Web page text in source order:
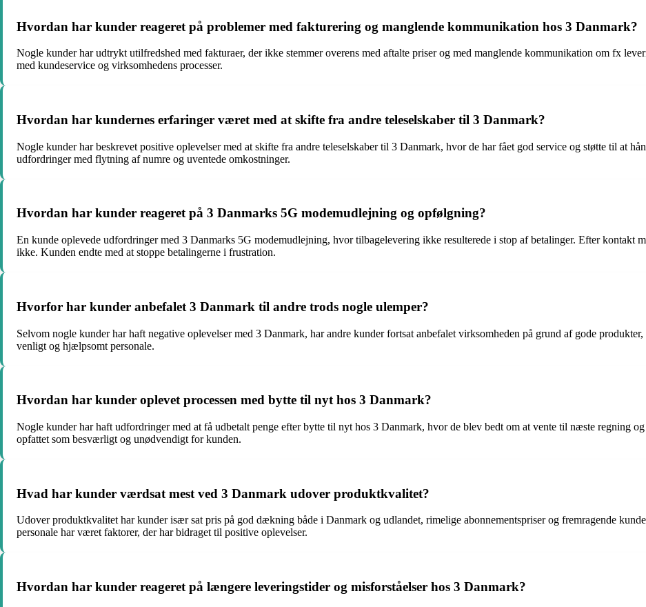
Hvordan har kunder reageret på problemer med fakturering og manglende kommunikation hos 3 Danmark?
Nogle kunder har udtrykt utilfredshed med fakturaer, der ikke stemmer overens med aftalte priser og med manglende kommunikation om fx
med kundeservice og virksomhedens processer.
Hvordan har kundernes erfaringer været med at skifte fra andre teleselskaber til 3 Danmark?
Nogle kunder har beskrevet positive oplevelser med at skifte fra andre teleselskaber til 3 Danmark, hvor de har fået god service og støtte til at
udfordringer med flytning af numre og uventede omkostninger.
Hvordan har kunder reageret på 3 Danmarks 5G modemudlejning og opfølgning?
En kunde oplevede udfordringer med 3 Danmarks 5G modemudlejning, hvor tilbagelevering ikke resulterede i stop af betalinger. Efter kontakt
ikke. Kunden endte med at stoppe betalingerne i frustration.
Hvorfor har kunder anbefalet 3 Danmark til andre trods nogle ulemper?
Selvom nogle kunder har haft negative oplevelser med 3 Danmark, har andre kunder fortsat anbefalet virksomheden på grund af gode
venligt og hjælpsomt personale.
Hvordan har kunder oplevet processen med bytte til nyt hos 3 Danmark?
Nogle kunder har haft udfordringer med at få udbetalt penge efter bytte til nyt hos 3 Danmark, hvor de blev bedt om at vente til næste regning
opfattet som besværligt og unødvendigt for kunden.
Hvad har kunder værdsat mest ved 3 Danmark udover produktkvalitet?
Udover produktkvalitet har kunder især sat pris på god dækning både i Danmark og udlandet, rimelige abonnementspriser og fremragende
personale har været faktorer, der har bidraget til positive oplevelser.
Hvordan har kunder reageret på længere leveringstider og misforståelser hos 3 Danmark?